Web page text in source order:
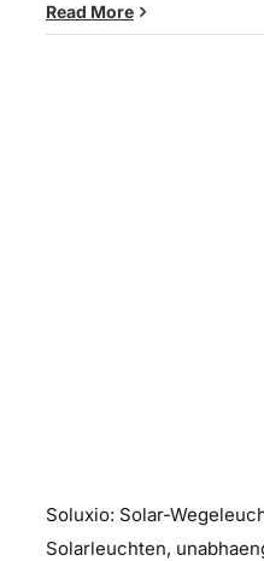
Read More
Soluxio: Solar-
Solarleuchten,